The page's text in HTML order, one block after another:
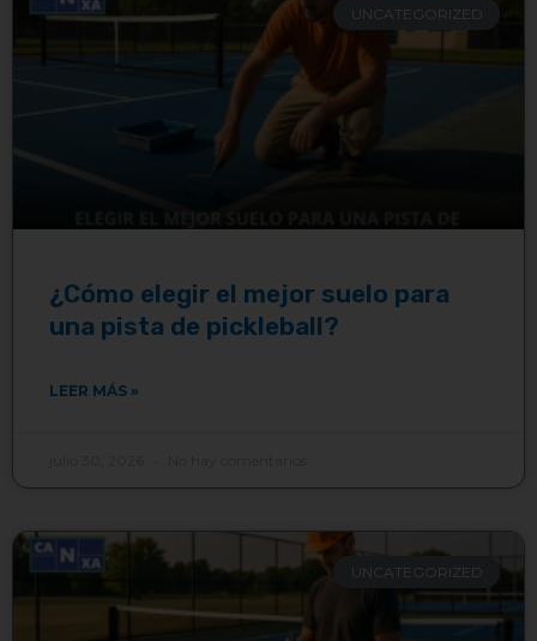
UNCATEGORIZED
¿Cómo elegir el mejor suelo para
una pista de pickleball?
LEER MÁS »
UNCATEGORIZED